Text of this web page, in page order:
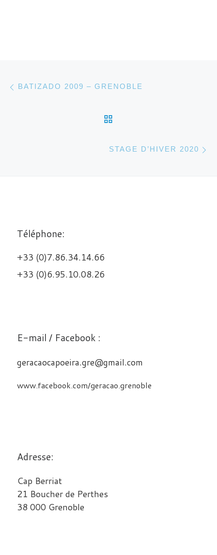
Parcourir les articles
BATIZADO 2009 – GRENOBLE
STAGE D’HIVER 2020
Téléphone:
+33 (0)7.86.34.14.66
+33 (0)6.95.10.08.26
E-mail / Facebook :
geracaocapoeira.gre@gmail.com
www.facebook.com/geracao.grenoble
Adresse:
Cap Berriat
21 Boucher de Perthes
38 000 Grenoble